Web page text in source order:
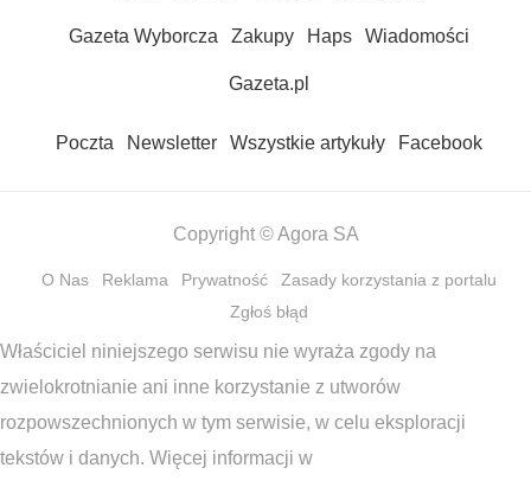
Gazeta Wyborcza Zakupy Haps Wiadomości
Gazeta.pl
Poczta Newsletter Wszystkie artykuły Facebook
Copyright © Agora SA
O Nas Reklama Prywatność
Zasady korzystania z portalu
Zgłoś błąd
Właściciel niniejszego serwisu nie wyraża zgody na
zwielokrotnianie ani inne korzystanie z utworów
rozpowszechnionych w tym serwisie, w celu eksploracji
tekstów i danych. Więcej informacji w